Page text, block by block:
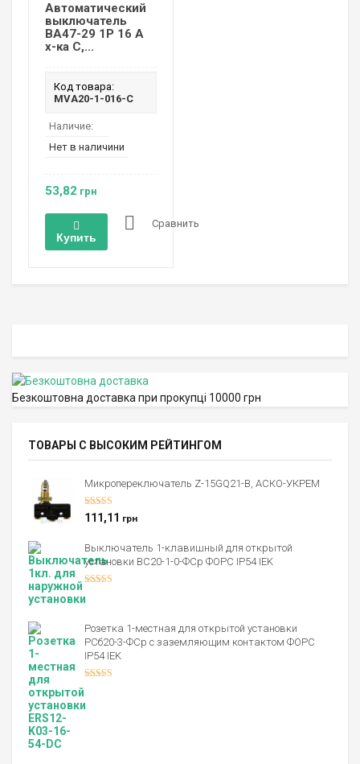
Автоматический
выключатель
ВА47-29 1P 16 А
х-ка C,...
Код товара:
MVA20-1-016-C
Наличие:
Нет в наличини
53,82 грн
Купить
Сравнить
Безкоштовна доставка при прокупці 10000 грн
ТОВАРЫ С ВЫСОКИМ РЕЙТИНГОМ
Микропереключатель Z-15GQ21-B, АСКО-УКРЕМ
Оценка5.00
из 5
111,11 грн
Выключатель 1-клавишный для открытой
установки ВС20-1-0-ФСр ФОРС IP54 IEK
4.00
Розетка 1-местная для открытой установки
РСб20-3-ФСр с заземляющим контактом ФОРС
IP54 IEK